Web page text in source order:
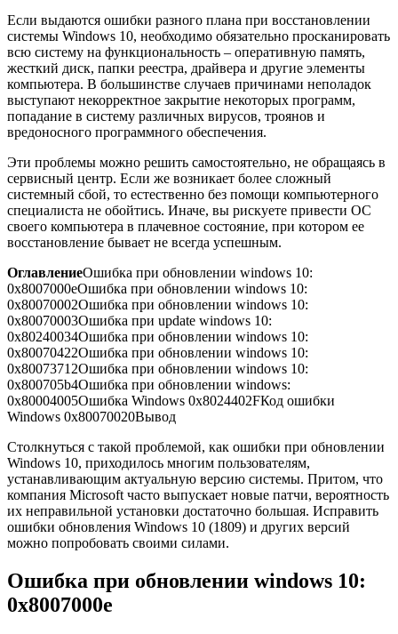
Если выдаются ошибки разного плана при восстановлении
системы Windows 10, необходимо обязательно просканировать
всю систему на функциональность – оперативную память,
жесткий диск, папки реестра, драйвера и другие элементы
компьютера. В большинстве случаев причинами неполадок
выступают некорректное закрытие некоторых программ,
попадание в систему различных вирусов, троянов и
вредоносного программного обеспечения.
Эти проблемы можно решить самостоятельно, не обращаясь в
сервисный центр. Если же возникает более сложный
системный сбой, то естественно без помощи компьютерного
специалиста не обойтись. Иначе, вы рискуете привести ОС
своего компьютера в плачевное состояние, при котором ее
восстановление бывает не всегда успешным.
ОглавлениеОшибка при обновлении windows 10:
0x8007000eОшибка при обновлении windows 10:
0x80070002Ошибка при обновлении windows 10:
0x80070003Ошибка при update windows 10:
0x80240034Ошибка при обновлении windows 10:
0x80070422Ошибка при обновлении windows 10:
0x80073712Ошибка при обновлении windows 10:
0x800705b4Ошибка при обновлении windows:
0x80004005Ошибка Windows 0x8024402FКод ошибки
Windows 0x80070020Вывод
Столкнуться с такой проблемой, как ошибки при обновлении
Windows 10, приходилось многим пользователям,
устанавливающим актуальную версию системы. Притом, что
компания Microsoft часто выпускает новые патчи, вероятность
их неправильной установки достаточно большая. Исправить
ошибки обновления Windows 10 (1809) и других версий
можно попробовать своими силами.
Ошибка при обновлении windows 10:
0x8007000e